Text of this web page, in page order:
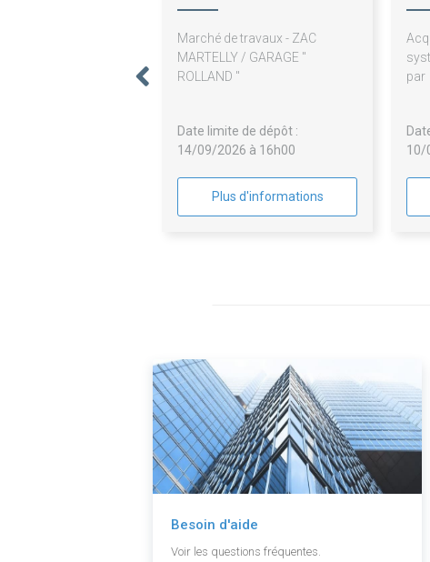
Marché de travaux - ZAC
MARTELLY / GARAGE "
ROLLAND "
Date limite de dépôt :
14/09/2026 à 16h00
Plus d'informations
10/
Besoin d'aide
Voir les questions fréquentes.